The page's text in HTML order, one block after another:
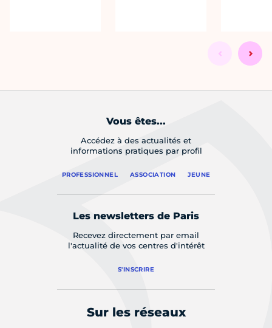
Vous êtes...
Accédez à des actualités et
informations pratiques par profil
PROFESSIONNEL ASSOCIATION JEUNE
Les newsletters de Paris
Recevez directement par email
l'actualité de vos centres d'intérêt
S'INSCRIRE
Sur les réseaux